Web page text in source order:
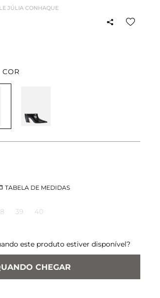
JÚLIA CONHAQUE
COR
TABELA DE MEDIDAS
39 40
este produto estiver disponível?
CHEGAR